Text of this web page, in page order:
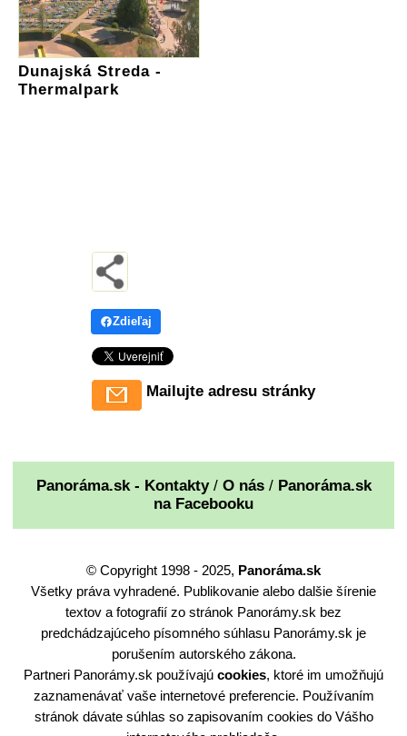
Dunajská Streda -
Thermalpark
Zdieľaj
Mailujte adresu stránky
Panoráma.sk - Kontakty/ O nás/ Panoráma.sk
na Facebooku
© Copyright 1998 - 2025, Panoráma.sk
Všetky práva vyhradené. Publikovanie alebo dalšie šírenie
textov a fotografií zo stránok Panorámy.sk bez
predchádzajúceho písomného súhlasu Panorámy.sk je
porušením autorského zákona.
Partneri Panorámy.sk používajú cookies, ktoré im umožňujú
zaznamenávať vaše internetové preferencie. Používaním
stránok dávate súhlas so zapisovaním cookies do Vášho